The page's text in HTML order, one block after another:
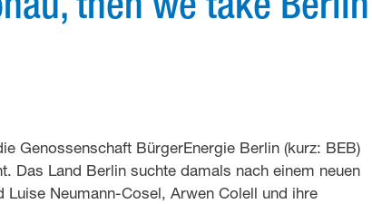
Genossenschaft BürgerEnergie Berlin (kurz: BEB)
Das Land Berlin suchte damals nach einem neuen
Neumann-Cosel, Arwen Colell und ihre